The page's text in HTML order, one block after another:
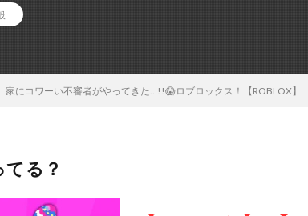
家にコワーい不審者がやってきた…!!😱ロブロックス！【ROBLOX】
る？